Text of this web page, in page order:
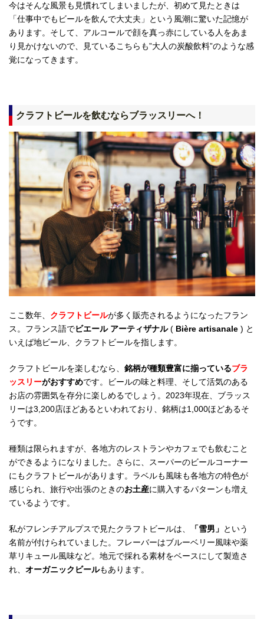
今はそんな風景も見慣れてしまいましたが、初めて見たときは
「仕事中でもビールを飲んで大丈夫」という風潮に驚いた記憶が
あります。そして、アルコールで顔を真っ赤にしている人をあま
り見かけないので、見ているこちらも”大人の炭酸飲料”のような感
覚になってきます。
クラフトビールを飲むならブラッスリーへ！
ここ数年、 クラフトビールが多く販売されるようになったフラン
ス。フランス語でビエール アーティザナル( Bière artisanale ) と
いえば地ビール、クラフトビールを指します。
クラフトビールを楽しむなら、 銘柄が種類豊富に揃っているブラ
ッスリーがおすすめです。ビールの味と料理、そして活気のある
お店の雰囲気を存分に楽しめるでしょう。2023年現在、ブラッス
リーは3,200店ほどあるといわれており、銘柄は1,000ほどあるそ
うです。
種類は限られますが、各地方のレストランやカフェでも飲むこと
ができるようになりました。さらに、スーパーのビールコーナー
にもクラフトビールがあります。ラベルも風味も各地方の特色が
感じられ、旅行や出張のときのお土産に購入するパターンも増え
ているようです。
私がフレンチアルプスで見たクラフトビールは、 「雪男」 という
名前が付けられていました。フレーバーはブルーベリー風味や薬
草リキュール風味など。地元で採れる素材をベースにして製造さ
れ、 オーガニックビールもあります。